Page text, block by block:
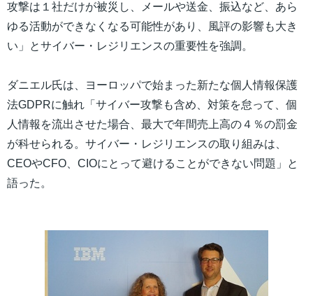
攻撃は１社だけが被災し、メールや送金、振込など、あら
ゆる活動ができなくなる可能性があり、風評の影響も大き
い」とサイバー・レジリエンスの重要性を強調。
ダニエル氏は、ヨーロッパで始まった新たな個人情報保護
法GDPRに触れ「サイバー攻撃も含め、対策を怠って、個
人情報を流出させた場合、最大で年間売上高の４％の罰金
が科せられる。サイバー・レジリエンスの取り組みは、
CEOやCFO、CIOにとって避けることができない問題」と
語った。